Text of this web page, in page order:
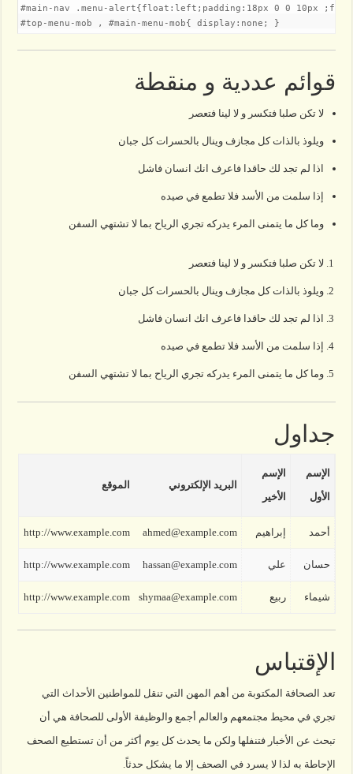
#main-nav .menu-alert{float:left;padding:18px 0 0 10px
#top-menu-mob , #main-menu-mob{ display:none; }
قوائم عددية و منقطة
لا تكن صلبا فتكسر و لا لينا فتعصر
ويلوذ بالذات كل مجازف وينال بالحسرات كل جبان
اذا لم تجد لك حاقدا فاعرف انك انسان فاشل
إذا سلمت من الأسد فلا تطمع في صيده
وما كل ما يتمنى المرء يدركه تجري الرياح بما لا تشتهي السفن
لا تكن صلبا فتكسر و لا لينا فتعصر
ويلوذ بالذات كل مجازف وينال بالحسرات كل جبان
اذا لم تجد لك حاقدا فاعرف انك انسان فاشل
إذا سلمت من الأسد فلا تطمع في صيده
وما كل ما يتمنى المرء يدركه تجري الرياح بما لا تشتهي السفن
جداول
الإسم
الأول
الإسم
الأخير
البريد الإلكتروني الموقع
أحمد إبراهيم ahmed@example.com
http://www.example.com
حسان علي hassan@example.com
http://www.example.com
شيماء ربيع shymaa@example.com
http://www.example.com
الإقتباس
تعد الصحافة المكتوبة من أهم المهن التي تنقل للمواطنين الأحداث التي
تجري في محيط مجتمعهم والعالم أجمع والوظيفة الأولى للصحافة هي أن
تبحث عن الأخبار فتنفلها ولكن ما يحدث كل يوم أكثر من أن تستطيع الصحف
الإحاطة به لذا لا يسرد في الصحف إلا ما يشكل حدثاً.